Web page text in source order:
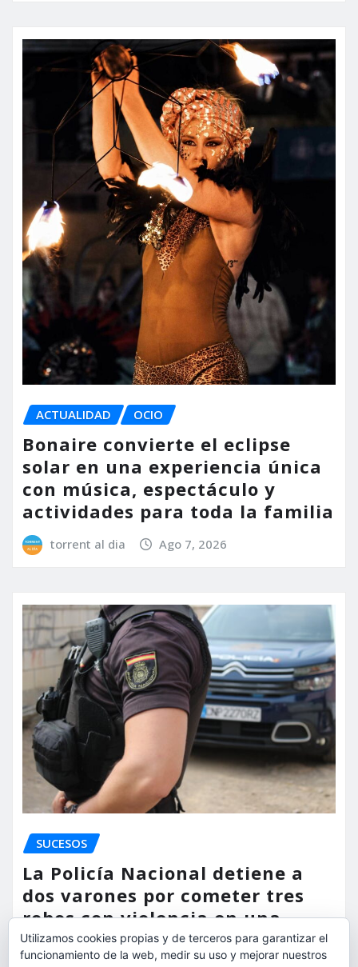
ACTUALIDAD OCIO
Bonaire convierte el eclipse
solar en una experiencia única
con música, espectáculo y
actividades para toda la familia
torrent al dia Ago 7, 2026
SUCESOS
La Policía Nacional detiene a
dos varones por cometer tres
robos con violencia en una
misma mañana
Utilizamos cookies propias y de terceros para garantizar el
funcionamiento de la web, medir su uso y mejorar nuestros